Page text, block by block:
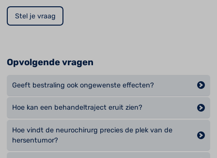
Stel je vraag
Opvolgende vragen
Geeft bestraling ook ongewenste effecten?
Hoe kan een behandeltraject eruit zien?
Hoe vindt de neurochirurg precies de plek van de
hersentumor?